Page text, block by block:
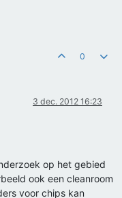
0
3 dec. 2012 16:23
op het gebied
ook een cleanroom
voor chips kan